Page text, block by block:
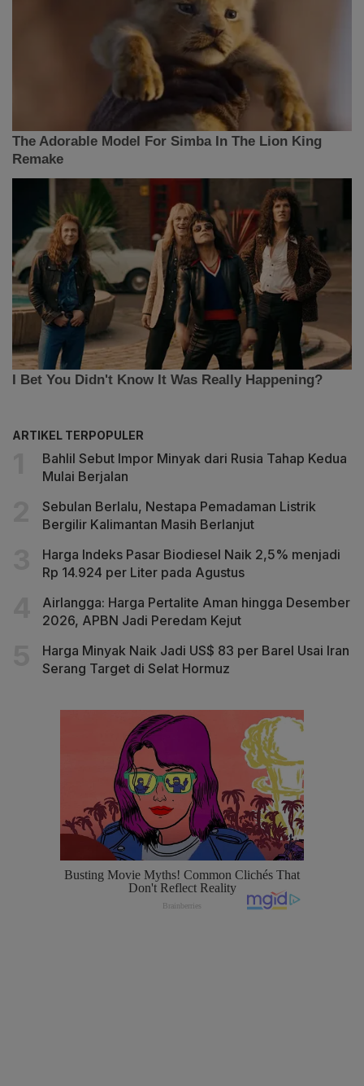
ARTIKEL TERPOPULER
Bahlil Sebut Impor Minyak dari Rusia Tahap Kedua
Mulai Berjalan
Sebulan Berlalu, Nestapa Pemadaman Listrik
Bergilir Kalimantan Masih Berlanjut
Harga Indeks Pasar Biodiesel Naik 2,5% menjadi
Rp 14.924 per Liter pada Agustus
Airlangga: Harga Pertalite Aman hingga Desember
2026, APBN Jadi Peredam Kejut
Harga Minyak Naik Jadi US$ 83 per Barel Usai Iran
Serang Target di Selat Hormuz